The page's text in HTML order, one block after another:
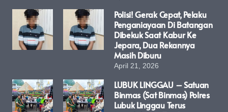
Polisi! Gerak Cepat, Pelaku
Penganiayaan Di Batangan
Dibekuk Saat Kabur Ke
Jepara, Dua Rekannya
Masih Diburu
April 21, 2026
LUBUK LINGGAU – Satuan
Binmas (Sat Binmas) Polres
Lubuk Linggau Terus